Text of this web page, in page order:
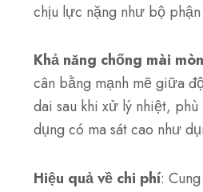
chịu lực nặng như bộ
Khả năng chống mài
cân bằng mạnh mẽ giữa
dai sau khi xử lý nhiệt,
dụng có ma sát cao như
Hiệu quả về chi phí: